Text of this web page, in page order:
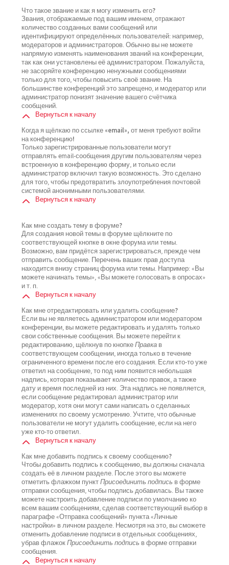
Что такое звание и как я могу изменить его?
Звания, отображаемые под вашим именем, отражают
количество созданных вами сообщений или
идентифицируют определённых пользователей: например,
модераторов и администраторов. Обычно вы не можете
напрямую изменять наименования званий на конференции,
так как они установлены её администратором. Пожалуйста,
не засоряйте конференцию ненужными сообщениями
только для того, чтобы повысить своё звание. На
большинстве конференций это запрещено, и модератор или
администратор понизят значение вашего счётчика
сообщений.
Вернуться к началу
Когда я щёлкаю по ссылке «email», от меня требуют войти
на конференцию!
Только зарегистрированные пользователи могут
отправлять email-сообщения другим пользователям через
встроенную в конференцию форму, и только если
администратор включил такую возможность. Это сделано
для того, чтобы предотвратить злоупотребления почтовой
системой анонимными пользователями.
Вернуться к началу
Как мне создать тему в форуме?
Для создания новой темы в форуме щёлкните по
соответствующей кнопке в окне форума или темы.
Возможно, вам придётся зарегистрироваться, прежде чем
отправить сообщение. Перечень ваших прав доступа
находится внизу страниц форума или темы. Например: «Вы
можете начинать темы», «Вы можете голосовать в опросах»
и т. п.
Вернуться к началу
Как мне отредактировать или удалить сообщение?
Если вы не являетесь администратором или модератором
конференции, вы можете редактировать и удалять только
свои собственные сообщения. Вы можете перейти к
редактированию, щёлкнув по кнопкеПравкав
соответствующем сообщении, иногда только в течение
ограниченного времени после его создания. Если кто-то уже
ответил на сообщение, то под ним появится небольшая
надпись, которая показывает количество правок, а также
дату и время последней из них. Эта надпись не появляется,
если сообщение редактировал администратор или
модератор, хотя они могут сами написать о сделанных
изменениях по своему усмотрению. Учтите, что обычные
пользователи не могут удалить сообщение, если на него
уже кто-то ответил.
Вернуться к началу
Как мне добавить подпись к своему сообщению?
Чтобы добавить подпись к сообщению, вы должны сначала
создать её в личном разделе. После этого вы можете
отметить флажком пунктПрисоединить подпись в форме
отправки сообщения, чтобы подпись добавилась. Вы также
можете настроить добавление подписи по умолчанию ко
всем вашим сообщениям, сделав соответствующий выбор в
параграфе «Отправка сообщений» пункта «Личные
настройки» в личном разделе. Несмотря на это, вы сможете
отменить добавление подписи в отдельных сообщениях,
убрав флажокПрисоединить подпись в форме отправки
сообщения.
Вернуться к началу